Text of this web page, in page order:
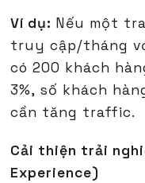
Ví dụ: Nếu một
truy cập/tháng
có 200 khách
3%, số khách
cần tăng traffic.
Cải thiện trải
Experience)